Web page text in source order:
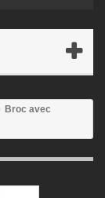
Broc avec